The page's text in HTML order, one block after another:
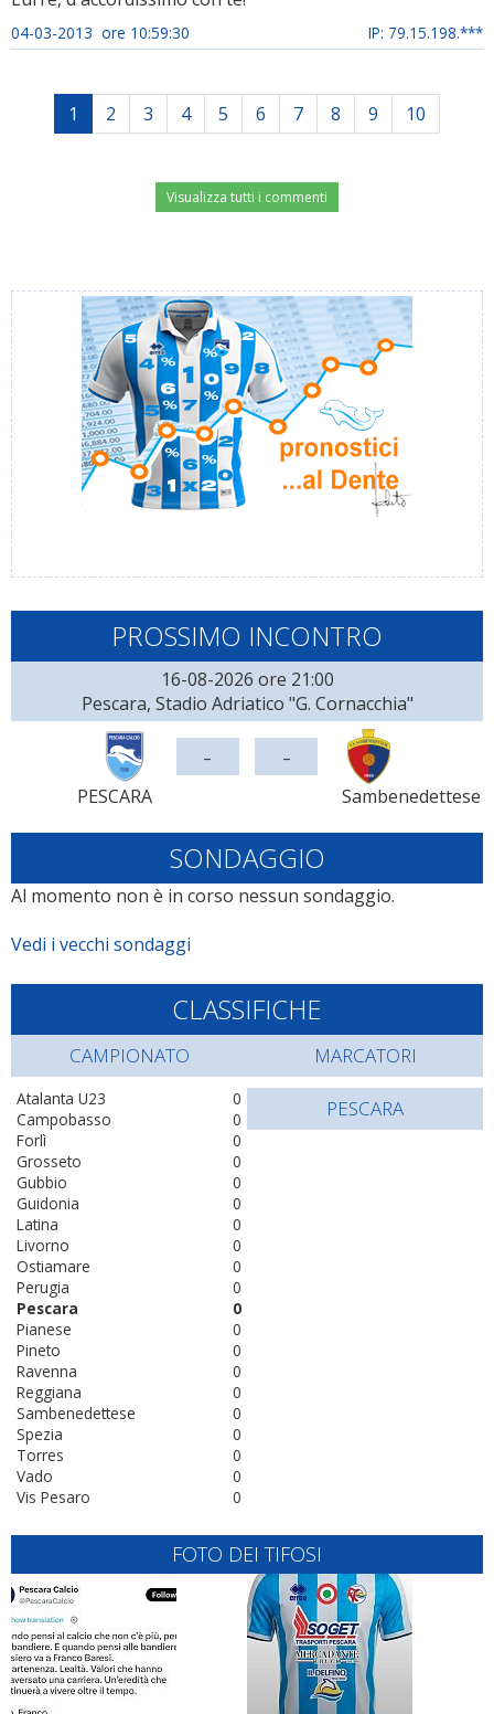
04-03-2013 ore 10:59:30 IP: 79.15.198.***
1 2 3 4 5 6 7 8 9 10
Visualizza tutti i commenti
PROSSIMO INCONTRO
16-08-2026 ore 21:00
Pescara, Stadio Adriatico "G. Cornacchia"
PESCARA
- -
Sambenedettese
SONDAGGIO
Al momento non è in corso nessun sondaggio.
Vedi i vecchi sondaggi
CLASSIFICHE
CAMPIONATO
0
Atalanta U23
0
Campobasso
0
Forlì
0
Grosseto
0
Gubbio
0
Guidonia
0
Latina
0
Livorno
0
Ostiamare
0
Perugia
0
Pescara
0
Pianese
0
Pineto
0
Ravenna
0
Reggiana
0
Sambenedettese
0
Spezia
0
Torres
0
Vado
0
Vis Pesaro
MARCATORI
PESCARA
FOTO DEI TIFOSI